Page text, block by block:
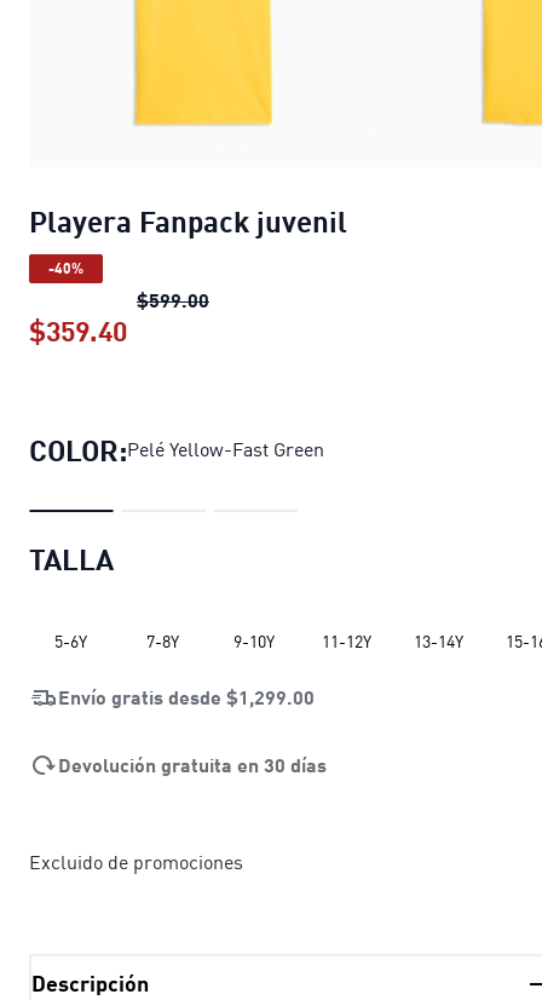
Playera Fanpack juvenil
-40%
$599.00Playera Fanpack juvenil
$359.40
COLOR:Pelé Yellow-Fast Green
TALLA
5-6Y 7-8Y 9-10Y 11-12Y 13-14Y 15-
Envío gratis desde $1,299.00
Devolución gratuita en 30 días
Excluido de promociones
Descripción